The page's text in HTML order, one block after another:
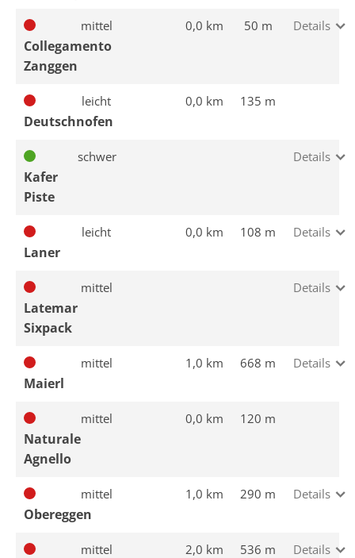
Collegamento
Zanggen
mittel 0,0 km 50 m Details
Deutschnofen
leicht 0,0 km 135 m
Kafer
Piste
schwer Details
Laner
leicht 0,0 km 108 m Details
Latemar
Sixpack
mittel Details
Maierl
mittel 1,0 km 668 m Details
Naturale
Agnello
mittel 0,0 km 120 m
Obereggen
mittel 1,0 km 290 m Details
mittel 2,0 km 536 m Details